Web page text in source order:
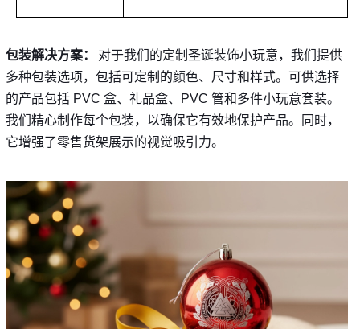
包装解决方案：
对于我们的定制圣诞装饰小玩意，我们提供
多种包装选项，包括可定制的颜色、尺寸和样式。可供选择
的产品包括 PVC 盒、礼品盒、PVC 管和多件小玩意套装。
我们精心制作每个包装，以确保它有效地保护产品。同时，
它增强了零售货架展示的视觉吸引力。